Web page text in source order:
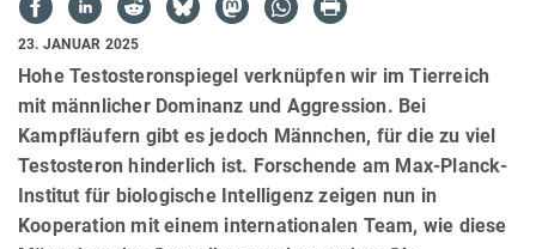
23. JANUAR 2025
Hohe Testosteronspiegel verknüpfen wir im Tierreich
mit männlicher Dominanz und Aggression. Bei
Kampfläufern gibt es jedoch Männchen, für die zu viel
Testosteron hinderlich ist. Forschende am Max-Planck-
Institut für biologische Intelligenz zeigen nun in
Kooperation mit einem internationalen Team, wie diese